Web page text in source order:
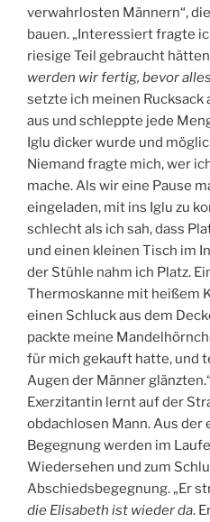
verwahrlosten Männern“,
bauen. „Interessiert fragte
riesige Teil gebraucht
werden wir fertig, bevor
setzte ich meinen Rucksack
aus und schleppte jede
Iglu dicker wurde und
Niemand fragte mich, wer
mache. Als wir eine Pause
eingeladen, mit ins Iglu zu
schlecht als ich sah, dass
und einen kleinen Tisch im
der Stühle nahm ich Platz.
Thermoskanne mit heißem
einen Schluck aus dem
packte meine
für mich gekauft hatte, und
Augen der Männer glänzten.“
Exerzitantin lernt auf der
obdachlosen Mann. Aus der
Begegnung werden im
Wiedersehen und zum
Abschiedsbegegnung. „Er
die Elisabeth ist wieder da.